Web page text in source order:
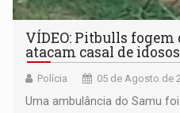
VÍDEO: Pitbulls fogem
atacam casal de
Polícia 05 de Agosto de
Uma ambulância do Samu